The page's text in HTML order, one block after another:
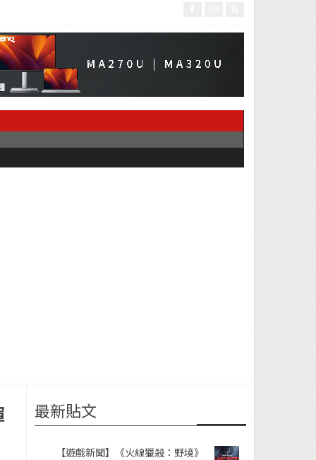
最新貼文
【遊戲新聞】《火線獵殺：野境》